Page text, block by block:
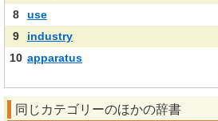
8
use
9
industry
10 apparatus
同じカテゴリーのほかの辞書